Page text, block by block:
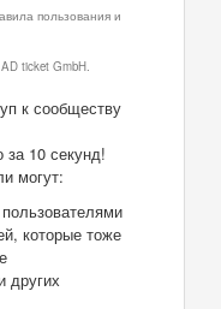
пользования и
ticket GmbH.
к сообществу
за 10 секунд!
могут:
которые тоже
других